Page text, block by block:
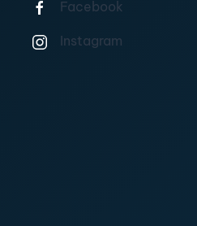
Facebook
Instagram